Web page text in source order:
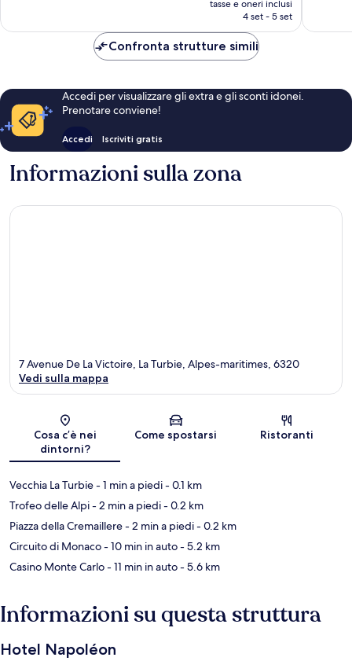
attuale
242 €
tasse e oneri inclusi
4 set - 5 set
Confronta strutture simili
Accedi per visualizzare gli extra e gli sconti idonei.
Prenotare conviene!
Accedi Iscriviti gratis
Informazioni sulla zona
Mappa
7 Avenue De La Victoire, La Turbie, Alpes-maritimes, 6320
Vedi sulla mappa
Cosa c’è nei
dintorni?
Come spostarsi Ristoranti
Vecchia La Turbie- 1 min a piedi- 0.1 km
Trofeo delle Alpi- 2 min a piedi- 0.2 km
Piazza della Cremaillere- 2 min a piedi- 0.2 km
Circuito di Monaco- 10 min in auto- 5.2 km
Casino Monte Carlo- 11 min in auto- 5.6 km
Informazioni su questa struttura
Hotel Napoléon